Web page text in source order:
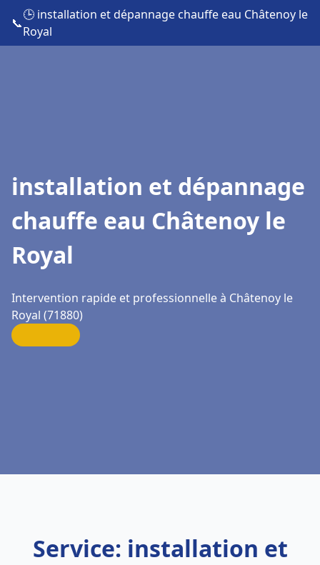
📞
🕒 installation et dépannage chauffe eau Châtenoy le
Royal
installation et dépannage
chauffe eau Châtenoy le
Royal
Intervention rapide et professionnelle à Châtenoy le
Royal (71880)
Service: installation et